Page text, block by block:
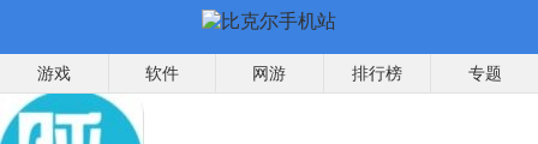
游戏 软件 网游 排行榜 专题